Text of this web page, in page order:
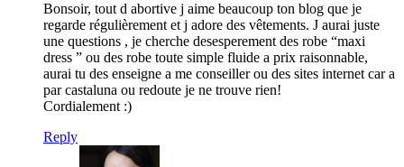
Bonsoir, tout d abortive j aime beaucoup ton blog que je
regarde régulièrement et j adore des vêtements. J aurai juste
une questions , je cherche desesperement des robe “maxi
dress ” ou des robe toute simple fluide a prix raisonnable,
aurai tu des enseigne a me conseiller ou des sites internet car a
par castaluna ou redoute je ne trouve rien!
Cordialement :)
Reply